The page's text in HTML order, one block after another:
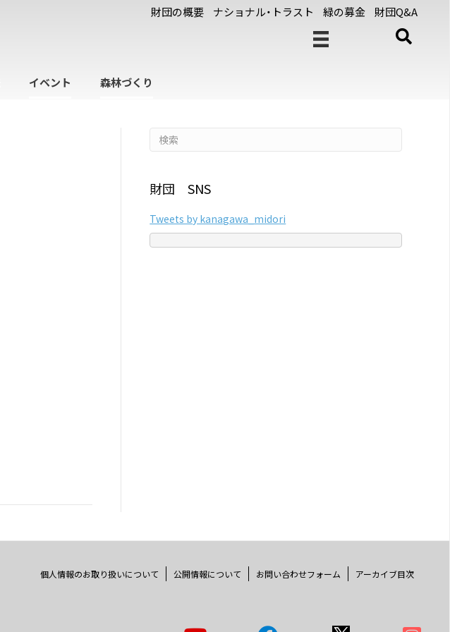
財団の概要 ナショナル・トラスト 緑の募金 財団Q&A
イベント 森林づくり
財団 SNS
Tweets by kanagawa_midori
個人情報のお取り扱いについて 公開情報について お問い合わせフォーム アーカイブ目次